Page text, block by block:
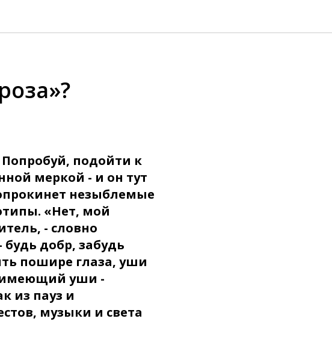
подойти к
меркой - и он тут
незыблемые
«Нет, мой
- словно
добр, забудь
пошире глаза, уши
имеющий уши -
из пауз и
музыки и света